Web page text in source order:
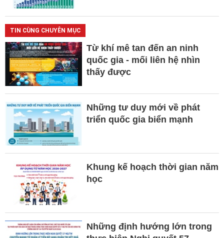
TIN CÙNG CHUYÊN MỤC
Từ khí mê tan đến an ninh
quốc gia - mối liên hệ nhìn
thấy được
Những tư duy mới về phát
triển quốc gia biển mạnh
Khung kế hoạch thời gian năm
học
Những định hướng lớn trong